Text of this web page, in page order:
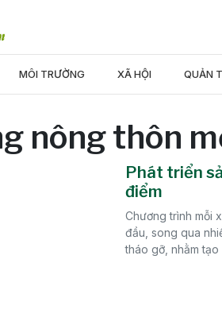
MÔI TRƯỜNG XÃ HỘI QUẢN
nông thôn
Phát triển
điểm
Chương trình mỗi
đầu, song qua
tháo gỡ, nhằm tạo